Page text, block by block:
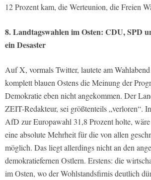
12 Prozent kam, die Werteunion, die Freien
8. Landtagswahlen im Osten: CDU, SPD
ein Desaster
Auf X, vormals Twitter, lautete am Wahlabend
komplett blauen Ostens die Meinung der
Demokratie eben nicht angekommen. Der
ZEIT-Redakteur, sei größtenteils „verloren“.
AfD zur Europawahl 31,8 Prozent holte,
eine absolute Mehrheit für die von allen
möglich. Das liegt allerdings nicht an den
demokratiefernen Ostlern. Erstens: die
im Osten, wo der Wohlstandsfirnis deutlich